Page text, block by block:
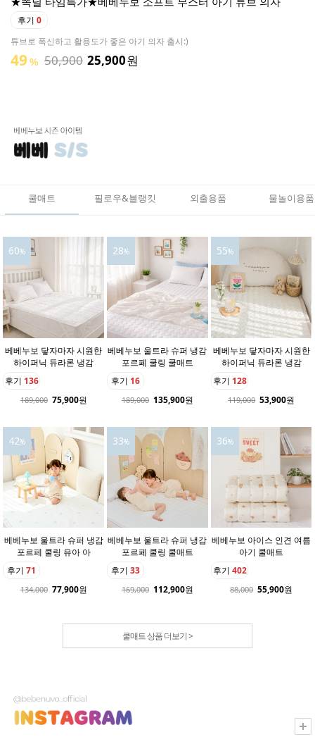
후기 0
튜브로 폭신하고 활용도가 좋은 아기 의자 출시:)
49% 50,900 25,900원
쿨매트 필로우&블랭킷 외출용품 물놀이용품
60%
베베누보 닿자마자 시원한
하이퍼닉 듀라론 냉감
후기 136
189,000 75,900원
28%
베베누보 울트라 슈퍼 냉감
포르페 쿨링 쿨매트
후기 16
189,000 135,900원
55%
베베누보 닿자마자 시원한
하이퍼닉 듀라론 냉감
후기 128
119,000 53,900원
42%
베베누보 울트라 슈퍼 냉감
포르페 쿨링 유아 아
후기71
134,000 77,900원
33%
베베누보 울트라 슈퍼 냉감
포르페 쿨링 쿨매트
후기33
169,000 112,900원
36%
베베누보 아이스 인견 여름
아기 쿨매트
후기 402
88,000 55,900원
쿨매트 상품 더보기 >